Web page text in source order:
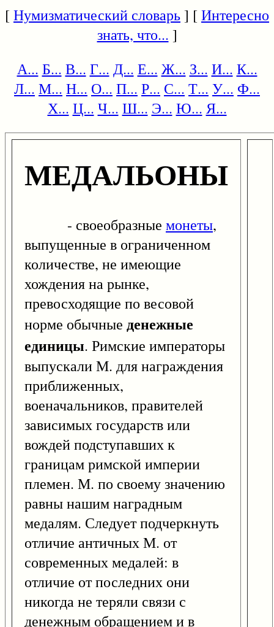
[Нумизматический словарь] [Интересно
знать, что... ]
А... Б... В... Г... Д... Е... Ж... З... И... К...
Л... М... Н... О... П... Р... С... Т... У... Ф...
Х... Ц... Ч... Ш... Э... Ю... Я...
МЕДАЛЬОНЫ
- своеобразные монеты,
выпущенные в ограниченном
количестве, не имеющие
хождения на рынке,
превосходящие по весовой
норме обычные денежные
единицы. Римские императоры
выпускали М. для награждения
приближенных,
военачальников, правителей
зависимых государств или
вождей подступавших к
границам римской империи
племен. М. по своему значению
равны нашим наградным
медалям. Следует подчеркнуть
отличие античных М. от
современных медалей: в
отличие от последних они
никогда не теряли связи с
денежным обращением и в